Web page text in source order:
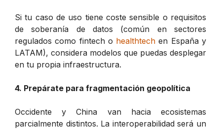
Si tu caso de uso tiene coste sensible o requisitos
de soberanía de datos (común en sectores
regulados como fintech o healthtech en España y
LATAM), considera modelos que puedas desplegar
en tu propia infraestructura.
4. Prepárate para fragmentación geopolítica
Occidente y China van hacia ecosistemas
parcialmente distintos. La interoperabilidad será un